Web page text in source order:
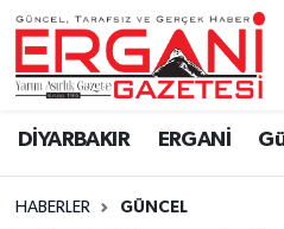
DİYARBAKIR ERGANİ
HABERLER GÜNCEL
DİYARBAKIR
BİSMİL
BAĞLAR
ERGANİ
Güncel
Ergani Nöbetçi
Ergani Hava Durumu
Ergani Trafik Yoğunluk